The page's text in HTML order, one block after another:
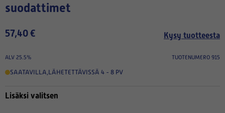
suodattimet
57,40 € Kysy tuotteesta
ALV 25.5% TUOTENUMERO 915
SAATAVILLA LÄHETETTÄVISSÄ 4 - 8 PV
Lisäksi valitsen